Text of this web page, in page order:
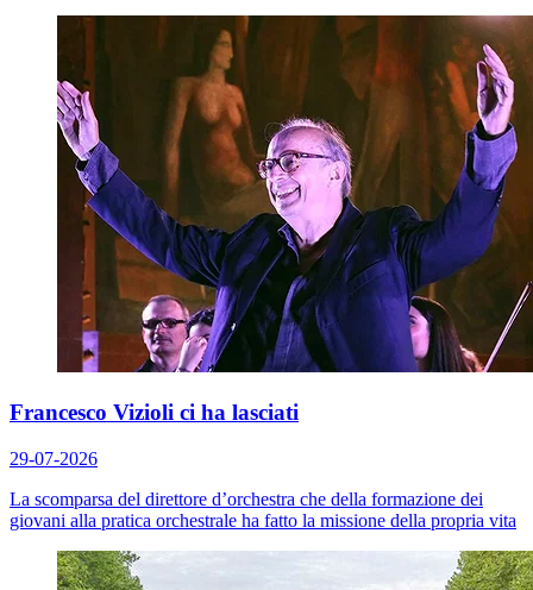
Francesco Vizioli ci ha lasciati
29-07-2026
La scomparsa del direttore d’orchestra che della formazione dei
giovani alla pratica orchestrale ha fatto la missione della propria vita